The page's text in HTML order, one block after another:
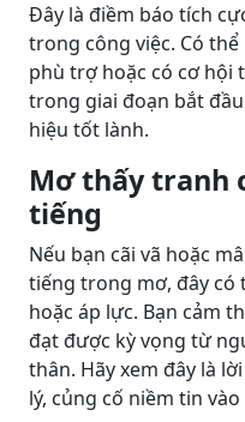
Đây là điềm báo tích
trong công việc. Có
phù trợ hoặc có cơ hội
trong giai đoạn bắt
hiệu tốt lành.
Mơ thấy tranh
tiếng
Nếu bạn cãi vã hoặc
tiếng trong mơ, đây có
hoặc áp lực. Bạn cảm
đạt được kỳ vọng từ
thân. Hãy xem đây là
lý, củng cố niềm tin